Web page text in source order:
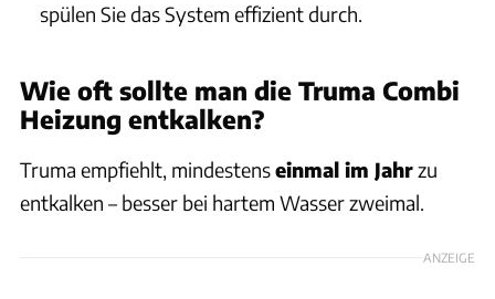
spülen Sie das System effizient durch.
Wie oft sollte man die Truma Combi
Heizung entkalken?
Truma empfiehlt, mindestenseinmal im Jahrzu
entkalken – besser bei hartem Wasser zweimal.
ANZEIGE